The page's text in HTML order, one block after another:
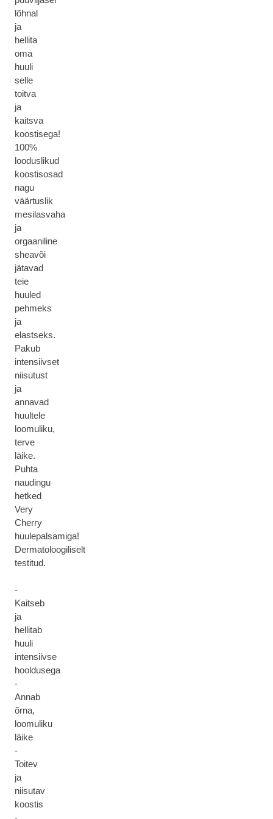
lõhnal
ja
hellita
oma
huuli
selle
toitva
ja
kaitsva
koostisega!
100%
looduslikud
koostisosad
nagu
väärtuslik
mesilasvaha
ja
orgaaniline
sheavõi
jätavad
teie
huuled
pehmeks
ja
elastseks.
Pakub
intensiivset
niisutust
ja
annavad
huultele
loomuliku,
terve
läike.
Puhta
naudingu
hetked
Very
Cherry
huulepalsamiga!
Dermatoloogiliselt
testitud.
-
Kaitseb
ja
hellitab
huuli
intensiivse
hooldusega
-
Annab
õrna,
loomuliku
läike
-
Toitev
ja
niisutav
koostis